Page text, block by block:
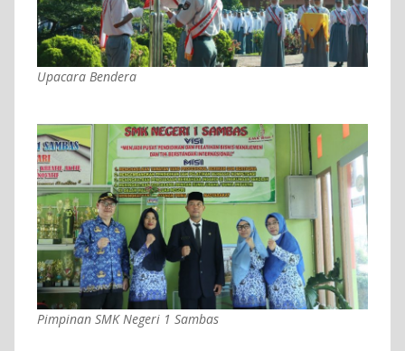
Upacara Bendera
Pimpinan SMK Negeri 1 Sambas